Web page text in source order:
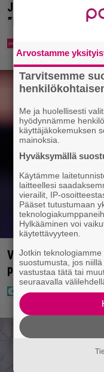
Jani Sievinen
”Minun suurin
Vappu Pimiä sai
pettyi siellä
Arvostamme
Tarvitsemme
Me ja huolellisesti
hyödynnämme
käyttäjäkokemuksen
mainoksia.
Hyväksymällä
Käytämme
laitteellesi
vierailit, IP-
Pääset tutustumaan
Hylkääminen voi
käytettävyyteen.
Jotkin
suostumusta, jos
vastustaa tätä tai
seuraavalla